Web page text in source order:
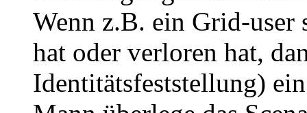
Wenn z.B. ein Grid-
hat oder verloren hat,
Identitätsfeststellung)